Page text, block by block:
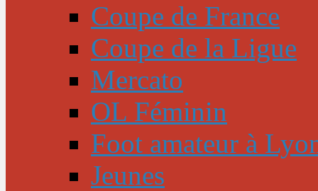
Coupe de France
Coupe de la Ligue
Mercato
OL Féminin
Foot amateur à
Jeunes